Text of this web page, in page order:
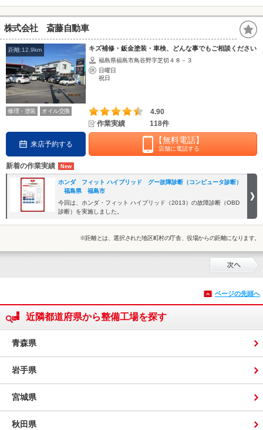
株式会社 斎藤自動車
距離:12.9km キズ補修・鈑金塗装・車検、どんな事でもご相談ください
福島県福島市鳥谷野字芝切４８－３
日曜日
祝日
修理・塗装 オイル交換
4.90
作業実績
118件
来店予約する 【無料電話】
店舗に電話する
新着の作業実績
ホンダ フィット ハイブリッド グー故障診断（コンピュータ診断）
福島県 福島市
今回は、ホンダ・フィット ハイブリッド（2013）の故障診断（OBD
診断）を実施しました。
※距離とは、選択された地区町村の庁舎、役場からの距離になります。
ページの先頭へ
近隣都道府県から整備工場を探す
青森県
岩手県
宮城県
秋田県